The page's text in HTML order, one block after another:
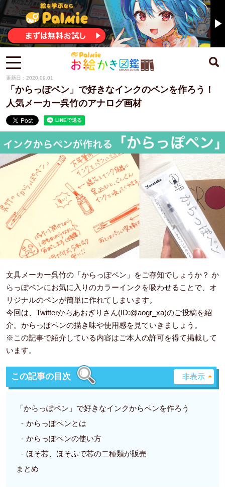
「からっぽペン」で好きなインクのペンを作ろう！
人気メーカー呉竹のアナログ画材
更新日：2020.09.01
文具メーカー呉竹の「からっぽペン」をご存知でしょうか？ か
らっぽペンにお気に入りのカラーインクを吸わせることで、オ
リジナルのペンが簡単に作れてしまいます。
今回は、Twitterからあおぎりさん(ID:@aogr_xa)のご投稿を紹
介。からっぽペンの描き味や使用感を見ていきましょう。
※この記事で紹介している内容はご本人の許可を得て掲載して
います。
この記事の目次
「からっぽペン」で好きなインクからペンを作ろう
からっぽペンとは
からっぽペンの使い方
ほそ芯、ほそふで芯の二種類が販売
まとめ